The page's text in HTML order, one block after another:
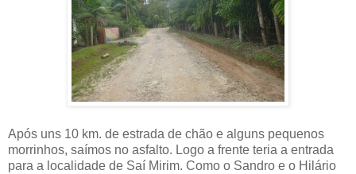
Após uns 10 km. de estrada de chão e alguns pequenos
morrinhos, saímos no asfalto. Logo a frente teria a entrada
para a localidade de Saí Mirim. Como o Sandro e o Hilário